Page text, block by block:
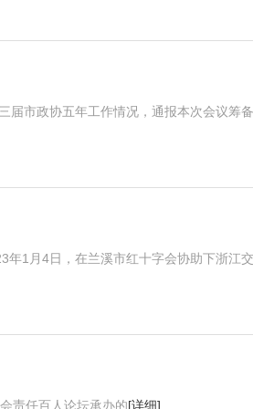
届市政协五年工作情况，通报本次会议筹
1月4日，在兰溪市红十字会协助下浙江
责任百人论坛承办的[详细]